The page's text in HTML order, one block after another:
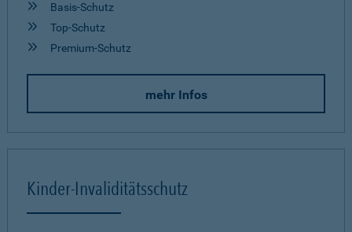
Basis-Schutz
Top-Schutz
Premium-Schutz
mehr Infos
Kinder-Invaliditätsschutz